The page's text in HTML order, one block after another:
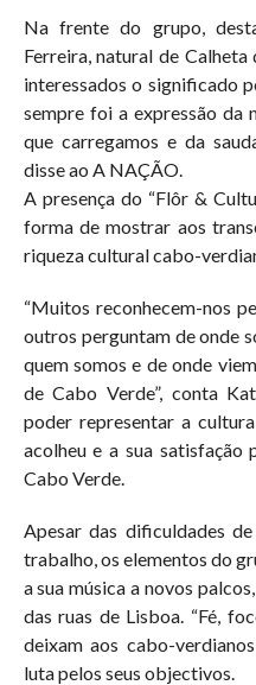
Na frente do grupo,
Ferreira, natural de
interessados o significado
sempre foi a expressão da
que carregamos e da
disse ao A NAÇÃO.
A presença do “Flôr &
forma de mostrar aos
riqueza cultural cabo-
“Muitos reconhecem-nos
outros perguntam de onde
quem somos e de onde
de Cabo Verde”, conta
poder representar a
acolheu e a sua
Cabo Verde.
Apesar das dificuldades
trabalho, os elementos do
a sua música a novos
das ruas de Lisboa. “Fé,
deixam aos cabo-
luta pelos seus objectivos.